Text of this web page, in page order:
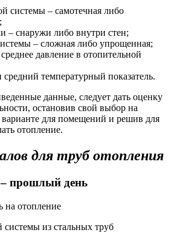
системы – самотечная либо
– снаружи либо внутри стен;
– сложная либо упрощенная;
давление в отопительной
температурный показатель.
данные, следует дать оценку
остановив свой выбор на
для помещений и решив для
отопление.
для труб отопления
прошлый день
из стальных труб